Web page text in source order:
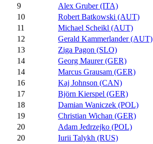
9
Alex Gruber (ITA)
10
Robert Batkowski (AUT)
11
Michael Scheikl (AUT)
12
Gerald Kammerlander (AUT)
13
Ziga Pagon (SLO)
14
Georg Maurer (GER)
14
Marcus Grausam (GER)
16
Kaj Johnson (CAN)
17
Björn Kierspel (GER)
18
Damian Waniczek (POL)
19
Christian Wichan (GER)
20
Adam Jedrzejko (POL)
20
Iurii Talykh (RUS)